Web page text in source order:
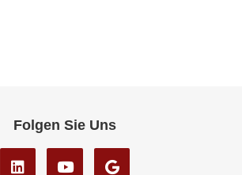
Folgen Sie Uns